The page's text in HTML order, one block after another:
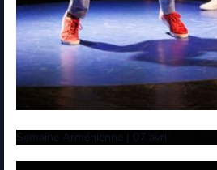
Semaine Arménienne | 07 avril